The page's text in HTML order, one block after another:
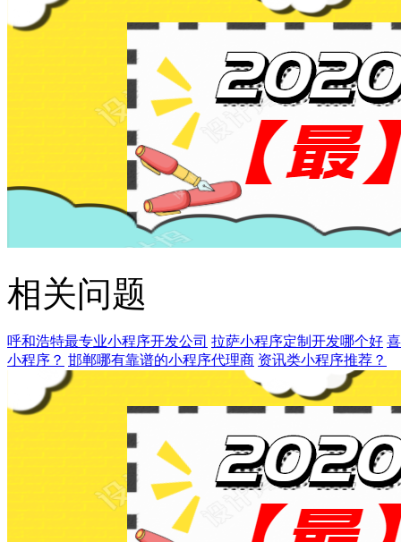
相关问题
呼和浩特最专业小程序开发公司 拉萨小程序定制开发哪个好
小程序？ 邯郸哪有靠谱的小程序代理商 资讯类小程序推荐？